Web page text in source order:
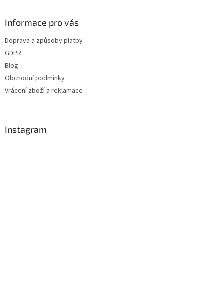
Informace pro vás
Doprava a způsoby platby
GDPR
Blog
Obchodní podmínky
Vrácení zboží a reklamace
Instagram